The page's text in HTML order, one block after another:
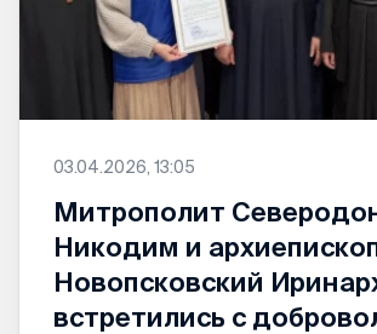
03.04.2026, 13:05
Митрополит
Никодим и
Новопсковский
встретились с